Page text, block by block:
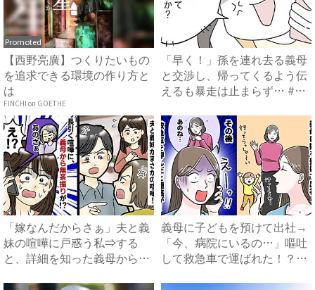
Promoted
【西野亮廣】つくりたいもの
を追求できる環境の作り方と
は
FINCHI on GOETHE
「早く！」孫を連れ去る義母
と交渉し、帰ってくるよう伝
えるも暴走は止まらず… #
「嫁なんだからさぁ」夫と義
妹の喧嘩に戸惑う私⇒する
と、詳細を知った義母からま
義母に子どもを預けて出社→
「今、病院にいるの…」嘔吐
して救急車で運ばれた！？一